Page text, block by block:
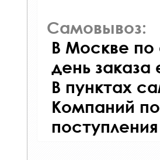
Самовывоз:
В Москве по
день
В пунктах
Компаний